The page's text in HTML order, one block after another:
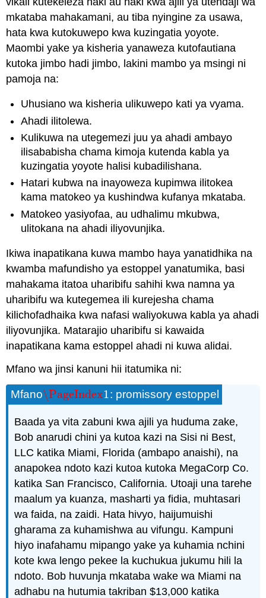
mkataba mahakamani, au tiba nyingine za usawa,
hata kwa kutokuwepo kwa kuzingatia yoyote.
Maombi yake ya kisheria yanaweza kutofautiana
kutoka jimbo hadi jimbo, lakini mambo ya msingi ni
pamoja na:
Uhusiano wa kisheria ulikuwepo kati ya vyama.
Ahadi ilitolewa.
Kulikuwa na utegemezi juu ya ahadi ambayo
ilisababisha chama kimoja kutenda kabla ya
kuzingatia yoyote halisi kubadilishana.
Hatari kubwa na inayoweza kupimwa ilitokea
kama matokeo ya kushindwa kufanya mkataba.
Matokeo yasiyofaa, au udhalimu mkubwa,
ulitokana na ahadi iliyovunjika.
Ikiwa inapatikana kuwa mambo haya yanatidhika na
kwamba mafundisho ya estoppel yanatumika, basi
mahakama itatoa uharibifu sahihi kwa namna ya
uharibifu wa kutegemea ili kurejesha chama
kilichofadhaika kwa nafasi waliyokuwa kabla ya ahadi
iliyovunjika. Matarajio uharibifu si kawaida
inapatikana kama estoppel ahadi ni kuwa alidai.
Mfano wa jinsi kanuni hii itatumika ni:
Mfano\PageIndex1
\PageIndex1: promissory estoppel
Baada ya vita zabuni kwa ajili ya huduma zake,
Bob anarudi chini ya kutoa kazi na Sisi ni Best,
LLC katika Miami, Florida (ambapo anaishi), na
anapokea ndoto kazi kutoa kutoka MegaCorp Co.
katika San Francisco, California. Utoaji una tarehe
maalum ya kuanza, masharti ya fidia, muhtasari
wa faida, na zaidi. Hata hivyo, haijumuishi
gharama za kuhamishwa au vifungu. Kampuni
hiyo inafahamu mipango yake ya kuhamia nchini
kote kwa lengo pekee la kuchukua jukumu hili la
ndoto. Bob huvunja mkataba wake wa Miami na
adhabu na hutumia takriban $13,000 katika